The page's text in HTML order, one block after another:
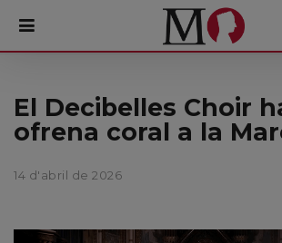
PORTADA
Monestir
Cultura
El Decibelles Choir
ofrena coral a la
14 d'abril de 2026